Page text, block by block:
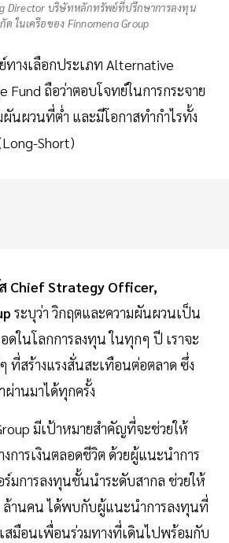
Director บริษัทหลักทรัพย์ที่ปรึกษาการลงทุน
ด ในเครือของ Finnomena Group
างเลือกประเภท Alternative
Fund ถือว่าตอบโจทย์ในการกระจาย
ผันผวนที่ต่ำ และมีโอกาสทำกำไรทั้ง
Short)
Chief Strategy Officer,
ระบุว่า วิกฤตและความผันผวนเป็น
ดในโลกการลงทุน ในทุกๆ ปี เราจะ
ที่สร้างแรงสั่นสะเทือนต่อตลาด ซึ่ง
ผ่านมาได้ทุกครั้ง
มีเป้าหมายสำคัญที่จะช่วยให้
การเงินตลอดชีวิต ด้วยผู้แนะนำการ
มการลงทุนชั้นนำระดับสากล ช่วยให้
ล้านคน ได้พบกับผู้แนะนำการลงทุนที่
เสมือนเพื่อนร่วมทางที่เดินไปพร้อมกับ